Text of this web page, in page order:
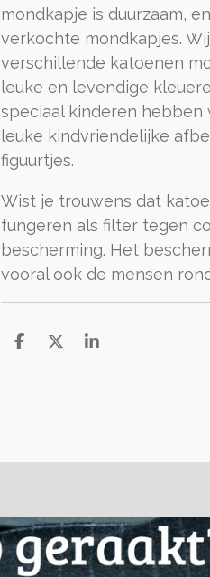
mondkapje is duurzaam,
verkochte mondkapjes.
verschillende katoenen
leuke en levendige
speciaal kinderen
leuke kindvriendelijke
figuurtjes.
Wist je trouwens dat
fungeren als filter tegen
bescherming. Het
vooral ook de mensen
D
D
S